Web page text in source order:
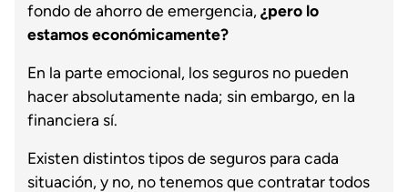
fondo de ahorro de emergencia,¿pero lo
estamos económicamente?
En la parte emocional, los seguros no pueden
hacer absolutamente nada; sin embargo, en la
financiera sí.
Existen distintos tipos de seguros para cada
situación, y no, no tenemos que contratar todos